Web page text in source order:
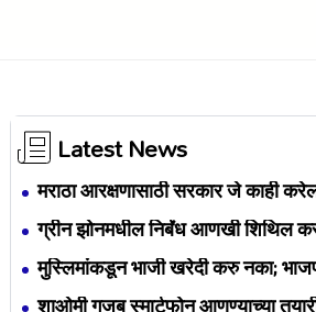
Latest News
मराठा आरक्षणासाठी सरकार जे काही
असेल- देवेंद्र फडणवीस
ग्रीन झोनमधील निर्बंध आणखी शिथिल
नाही - मुख्यमंत्री उद्धव ठाकरे
मुस्लिमांकडून भाजी खरेदी करु नका;